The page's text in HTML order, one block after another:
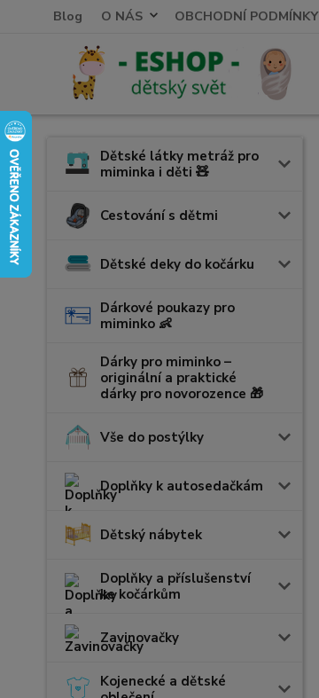
Blog O NÁS OBCHODNÍ PODMÍNKY
Dětské látky metráž pro
miminka i děti 🧸
Cestování s dětmi
Dětské deky do kočárku
Dárkové poukazy pro
miminko 👶
Dárky pro miminko –
originální a praktické
dárky pro novorozence 🎁
Vše do postýlky
Doplňky k autosedačkám
Dětský nábytek
Doplňky a příslušenství
ke kočárkům
Zavinovačky
Kojenecké a dětské